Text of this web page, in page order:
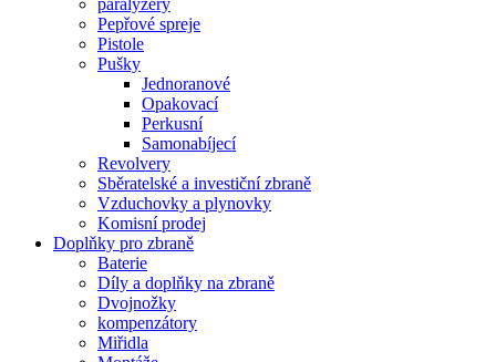
Pepřové spreje
Pistole
Pušky
Jednoranové
Opakovací
Perkusní
Samonabíjecí
Revolvery
Sběratelské a investiční zbraně
Vzduchovky a plynovky
Komisní prodej
Doplňky pro zbraně
Baterie
Díly a doplňky na zbraně
Dvojnožky
kompenzátory
Miřidla